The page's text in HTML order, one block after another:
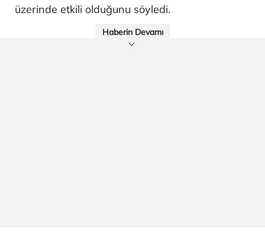
üzerinde etkili olduğunu söyledi.
Haberin Devamı